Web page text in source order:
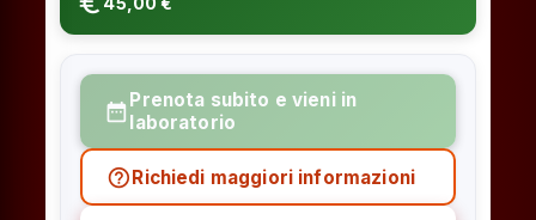
help_outlineRichiedi maggiori informazioni
date_range Prenota subito e vieni in
laboratorio